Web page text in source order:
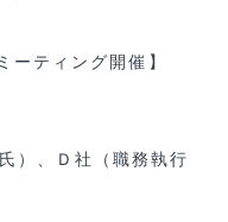
ティング開催】
）、Ｄ社（職務執行